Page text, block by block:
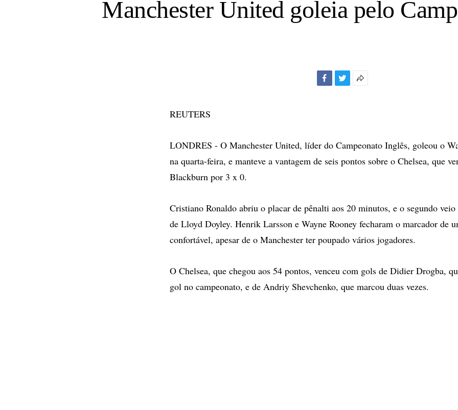
Manchester United goleia pelo
REUTERS
LONDRES - O Manchester United, líder do Campeonato Inglês, goleou o
na quarta-feira, e manteve a vantagem de seis pontos sobre o Chelsea, que
Blackburn por 3 x 0.
Cristiano Ronaldo abriu o placar de pênalti aos 20 minutos, e o segundo
de Lloyd Doyley. Henrik Larsson e Wayne Rooney fecharam o marcador de
confortável, apesar de o Manchester ter poupado vários jogadores.
O Chelsea, que chegou aos 54 pontos, venceu com gols de Didier Drogba,
gol no campeonato, e de Andriy Shevchenko, que marcou duas vezes.